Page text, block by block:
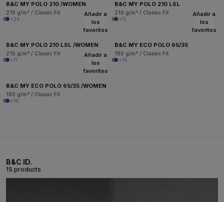
B&C MY POLO 210 /WOMEN
210 g/m² / Classic Fit
+26
B&C MY POLO 210 LSL
210 g/m² / Classic Fit
+11
Añadir a
los
favoritos
B&C MY POLO 210 LSL /WOMEN
210 g/m² / Classic Fit
+11
Añadir a
los
favoritos
B&C MY ECO POLO 65/35
180 g/m² / Classic Fit
+16
Añadir a
los
favoritos
B&C MY ECO POLO 65/35 /WOMEN
180 g/m² / Classic Fit
+16
B&C ID.
15 products